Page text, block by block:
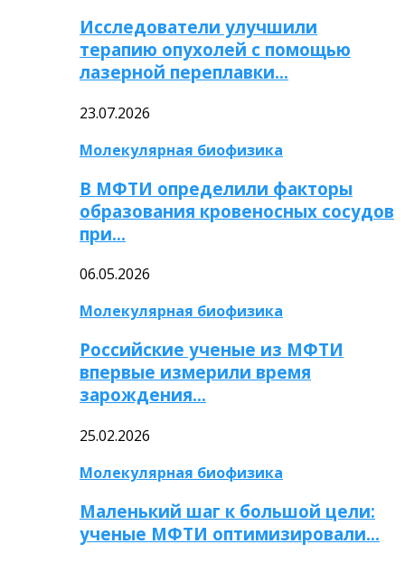
Исследователи улучшили
терапию опухолей с помощью
лазерной переплавки…
23.07.2026
Молекулярная биофизика
В МФТИ определили факторы
образования кровеносных сосудов
при…
06.05.2026
Молекулярная биофизика
Российские ученые из МФТИ
впервые измерили время
зарождения…
25.02.2026
Молекулярная биофизика
Маленький шаг к большой цели:
ученые МФТИ оптимизировали…